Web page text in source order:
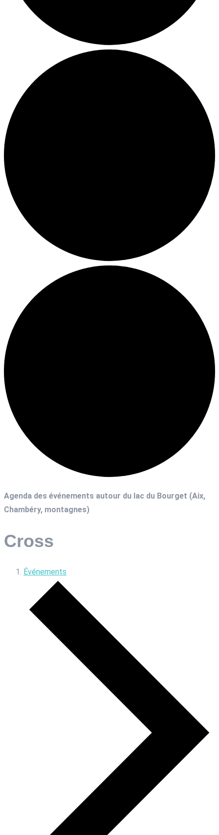
Agenda des événements autour du lac du Bourget (Aix,
Chambéry, montagnes)
Cross
Événements